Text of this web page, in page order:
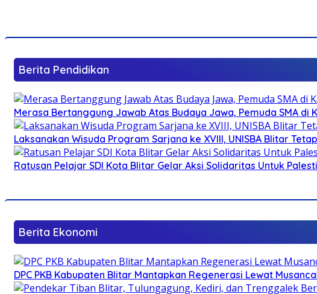
Berita Pendidikan
Merasa Bertanggung Jawab Atas Budaya Jawa, Pemuda SMA di
Laksanakan Wisuda Program Sarjana ke XVIII, UNISBA Blitar
Ratusan Pelajar SDI Kota Blitar Gelar Aksi Solidaritas Untuk
Berita Ekonomi
DPC PKB Kabupaten Blitar Mantapkan Regenerasi Lewat